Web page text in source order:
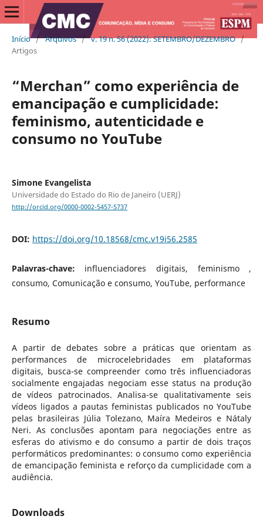
Início / Arquivos / v. 19 n. 56 (2022): SETEMBRO/DEZEMBRO /
Artigos
“Merchan” como experiência de
emancipação e cumplicidade:
feminismo, autenticidade e
consumo no YouTube
Simone Evangelista
Universidade do Estado do Rio de Janeiro (UERJ)
http://orcid.org/0000-0002-5457-5737
DOI: https://doi.org/10.18568/cmc.v19i56.2585
Palavras-chave: influenciadores digitais, feminismo ,
consumo, Comunicação e consumo, YouTube, performance
Resumo
A partir de debates sobre a práticas que orientam as
performances de microcelebridades em plataformas
digitais, busca-se compreender como três influenciadoras
socialmente engajadas negociam esse status na produção
de vídeos patrocinados. Analisa-se qualitativamente seis
vídeos ligados a pautas feministas publicados no YouTube
pelas brasileiras Júlia Tolezano, Maíra Medeiros e Nátaly
Neri. As conclusões apontam para negociações entre as
esferas do ativismo e do consumo a partir de dois traços
performáticos predominantes: o consumo como experiência
de emancipação feminista e reforço da cumplicidade com a
audiência.
Downloads